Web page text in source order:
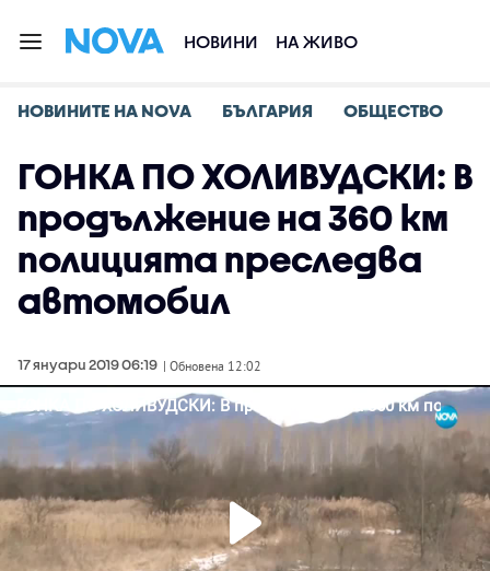
НОВИНИ НА ЖИВО
НОВИНИТЕ НА NOVA БЪЛГАРИЯ ОБЩЕСТВО
ГОНКА ПО ХОЛИВУДСКИ: В
продължение на 360 км
полицията преследва
автомобил
17 януари 2019 06:19 | Обновена 12:02